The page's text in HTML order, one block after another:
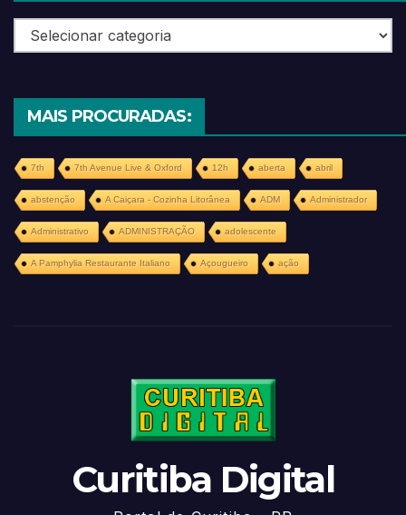
Categorias
MAIS PROCURADAS:
7th 7th Avenue Live & Oxford 12h aberta abril
abstenção A Caiçara - Cozinha Litorânea ADM Administrador
Administrativo ADMINISTRAÇÃO adolescente
A Pamphylia Restaurante Italiano Açougueiro ação
Curitiba Digital